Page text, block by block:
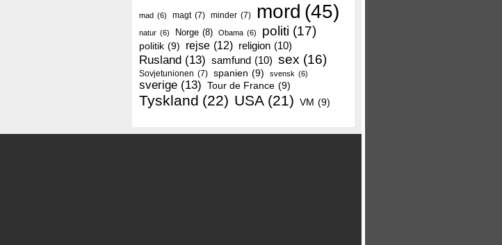
mad (6) magt (7) minder (7) mord (45)
natur (6) Norge (8) Obama (6) politi (17)
politik (9) rejse (12) religion (10)
Rusland (13) samfund (10) sex (16)
Sovjetunionen (7) spanien (9) svensk (6)
sverige (13) Tour de France (9)
Tyskland (22) USA (21) VM (9)